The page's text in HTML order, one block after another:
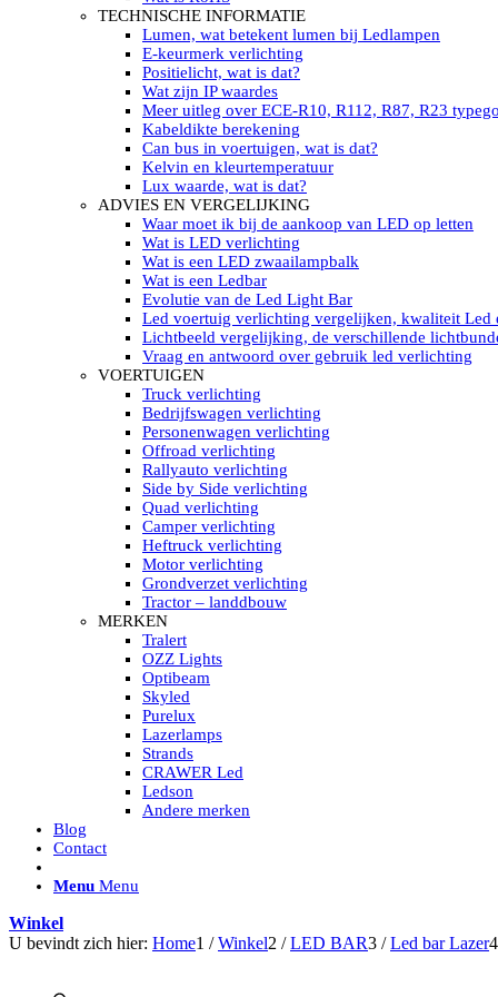
LED’s light PRO schijnwerpers 220V
LED High Bay verlichting 220V
Subcategorieën Led werkverlichting
LED SIGNALISATIE
Led Flitsers
Werkverlichting met Led flitsers
Led zwaailampbalk
Led Multi zwaailampbalk
Led flitsbalk compact
Traffic Advisors
Led zwaailicht
Accessoires signalering
Led signalisatie in Subcategorieën
LED KOPLAMPEN GEKEURD
Led koplampen inbouw
Led koplampen opbouw
Led koplampen tractoren
Subcategorieën Led koplampen
LED ZOEKLICHT
Electrische Led zoeklamp Allremote
Electrisch Led zoeklicht Golight
Marinco Roestvrijstaal Led zoeklicht
Elektrisch Led zoeklicht diverse
Led zoeklamp accessoires ALLremote
Led zoeklicht 230V
Subcategorieën Led zoeklichten
HELLA MARINE LED
Sea Hawk – Light Bars
Sea Hawk – Light Bars – Edge Light
Sea Hawk – Work Lights
RokLUME Led werklampen
HypaLUME Led werklampen
Subcategorieën Hella Marine Led
LED STRIPS
Led strip flexibel Click & Go
Led strip RGB op rol
Led strip IP68 waterdicht
Led strip kleur wit
Led strips Vantage
Led strip met ingebouwde accu
Subcategorieën Led strips
LED INTERIEUR VERLICHTING
Led verlichting interieur PIR / Touch
LED Armatuur met Strip 220V
PORTABLE ACCU LED LAMP
Led zaklamp
Accu werklamp
TECHNISCHE INFORMATIE
Lumen, wat betekent lumen bij Ledlampen
E-keurmerk verlichting
Positielicht, wat is dat?
Wat zijn IP waardes
Meer uitleg over ECE-R10, R112, R87, R23
Kabeldikte berekening
Can bus in voertuigen, wat is dat?
Kelvin en kleurtemperatuur
Lux waarde, wat is dat?
ADVIES EN VERGELIJKING
Waar moet ik bij de aankoop van LED op letten
Wat is LED verlichting
Wat is een LED zwaailampbalk
Wat is een Ledbar
Evolutie van de Led Light Bar
Led voertuig verlichting vergelijken, kwaliteit Led
Lichtbeeld vergelijking, de verschillende
Vraag en antwoord over gebruik led verlichting
VOERTUIGEN
Truck verlichting
Bedrijfswagen verlichting
Personenwagen verlichting
Offroad verlichting
Rallyauto verlichting
Side by Side verlichting
Quad verlichting
Camper verlichting
Heftruck verlichting
Motor verlichting
Grondverzet verlichting
Tractor – landdbouw
MERKEN
Tralert
OZZ Lights
Optibeam
Skyled
Purelux
Lazerlamps
Strands
CRAWER Led
Ledson
Andere merken
Blog
Contact
Menu Menu
Winkel
U bevindt zich hier: Home1 / Winkel2 / LED BAR3 / Led bar Lazer4